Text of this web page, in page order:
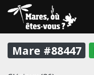
Mare #88447